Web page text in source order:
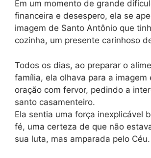
Em um momento de grande
financeira e desespero, ela se
imagem de Santo Antônio que
cozinha, um presente carinhoso
Todos os dias, ao preparar o
família, ela olhava para a imagem
oração com fervor, pedindo a
santo casamenteiro.
Ela sentia uma força inexplicável
fé, uma certeza de que não
sua luta, mas amparada pelo Céu.